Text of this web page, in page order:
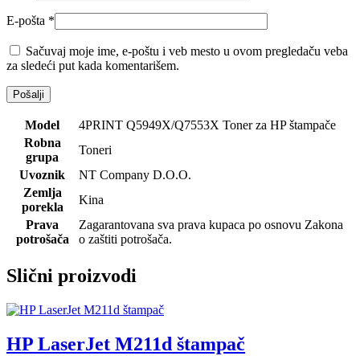
E-pošta *
Sačuvaj moje ime, e-poštu i veb mesto u ovom pregledaču veba
za sledeći put kada komentarišem.
Model
4PRINT Q5949X/Q7553X Toner za HP štampače
Robna
grupa
Toneri
Uvoznik
NT Company D.O.O.
Zemlja
porekla
Kina
Prava
potrošača
Zagarantovana sva prava kupaca po osnovu Zakona
o zaštiti potrošača.
Slični proizvodi
HP LaserJet M211d štampač